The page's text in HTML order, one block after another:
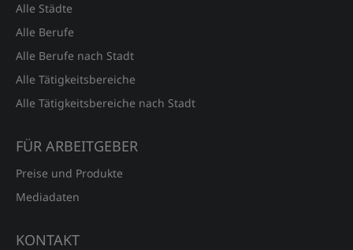
Alle Städte
Alle Berufe
Alle Berufe nach Stadt
Alle Tätigkeitsbereiche
Alle Tätigkeitsbereiche nach Stadt
FÜR ARBEITGEBER
Preise und Produkte
Mediadaten
KONTAKT